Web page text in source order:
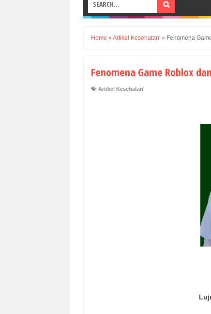
Home » Artikel Kesehatan' » Fenomena
Fenomena Game Roblox
Artikel Kesehatan'